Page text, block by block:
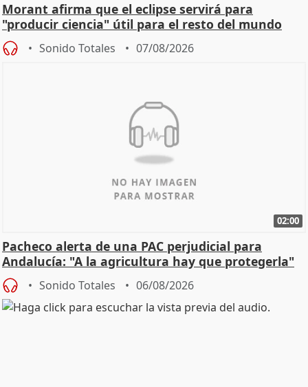
Morant afirma que el eclipse servirá para
"producir ciencia" útil para el resto del mundo
Sonido Totales 07/08/2026
02:00
Pacheco alerta de una PAC perjudicial para
Andalucía: "A la agricultura hay que protegerla"
Sonido Totales 06/08/2026